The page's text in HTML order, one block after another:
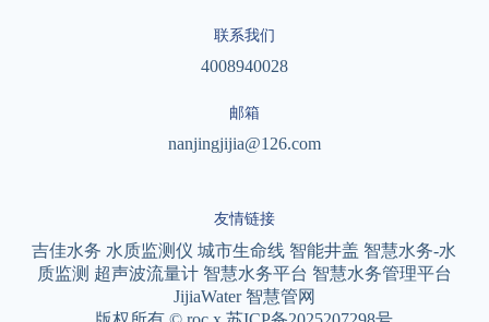
联系我们
4008940028
邮箱
nanjingjijia@126.com
友情链接
吉佳水务 水质监测仪 城市生命线 智能井盖 智慧水务-水
质监测 超声波流量计 智慧水务平台 智慧水务管理平台
JijiaWater 智慧管网